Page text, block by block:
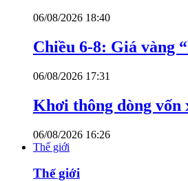
06/08/2026 18:40
Chiều 6-8: Giá vàng
06/08/2026 17:31
Khơi thông dòng vốn
06/08/2026 16:26
Thế giới
Thế giới